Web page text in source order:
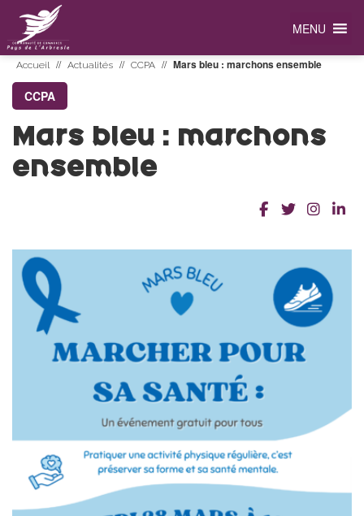
MENU
Accueil // Actualités // CCPA // Mars bleu : marchons ensemble
CCPA
Mars bleu : marchons
ensemble